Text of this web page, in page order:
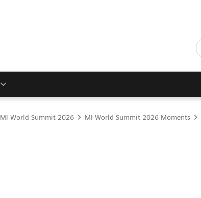
MI World Summit 2026 MI World Summit 2026 Moments